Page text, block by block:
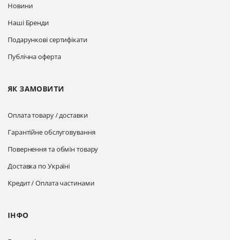
Новини
Наші Бренди
Подарункові сертифікати
Публічна оферта
ЯК ЗАМОВИТИ
Оплата товару / доставки
Гарантійне обслуговування
Повернення та обмін товару
Доставка по Україні
Кредит / Оплата частинами
ІНФО